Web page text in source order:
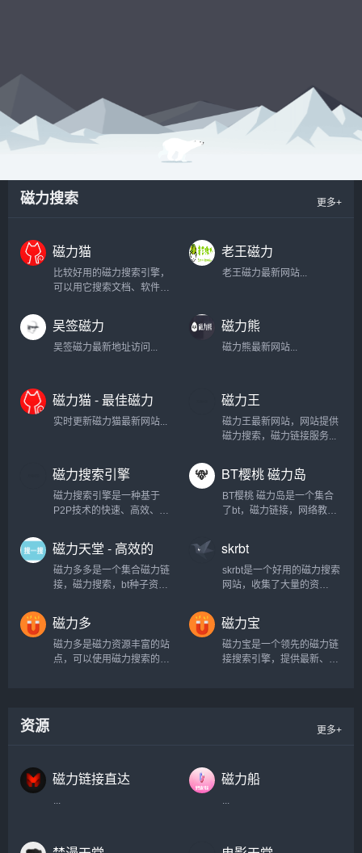
磁力搜索 更多+
磁力猫
比较好用的磁力搜索引擎，
可以用它搜索文档、软件、
般用它来找一些影院上线不
久的电影，不仅免费还高
清。...
老王磁力
老王磁力最新网站...
吴签磁力
吴签磁力最新地址访问...
磁力熊
磁力熊最新网站...
磁力猫 - 最佳磁力
搜索
实时更新磁力猫最新网站...
磁力王
磁力王最新网站，网站提供
磁力搜索，磁力链接服务...
磁力搜索引擎
磁力搜索引擎是一种基于
P2P技术的快速、高效、安
球范围内的服务器资源整合
在一起，为用户提供了一种
全新的搜索体验。与传统的
搜索引擎相比，磁力搜索引
搜索引擎的核心优势在于其
分布式网络结构。通过这种
结构，用户可以在数以千计
BT樱桃 磁力岛
BT樱桃 磁力岛是一个集合
了bt，磁力链接，网络教学
磁力天堂 - 高效的
磁力搜索引擎
磁力多多是一个集合磁力链
接，磁力搜索，bt种子资源
skrbt
skrbt是一个好用的磁力搜索
网站，收集了大量的资
磁力多
磁力多是磁力资源丰富的站
点，可以使用磁力搜索的方
磁力宝
磁力宝是一个领先的磁力链
接搜索引擎，提供最新、最
资源 更多+
磁力链接直达
...
磁力船
...